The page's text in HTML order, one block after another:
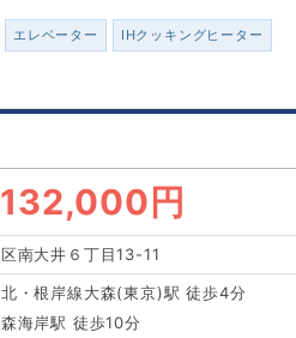
エレベーター IHクッキングヒーター
132,000円
南大井６丁目13-11
北・根岸線大森(東京)駅 徒歩4分
海岸駅 徒歩10分